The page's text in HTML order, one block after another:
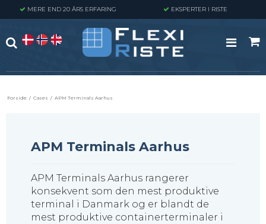
MERE END 20 ÅRS ERFARING EKSPERTER I RISTE
Forside / Cases / APM Terminals Aarhus
APM Terminals Aarhus
APM Terminals Aarhus rangerer
konsekvent som den mest produktive
terminal i Danmark og er blandt de
mest produktive containerterminaler i